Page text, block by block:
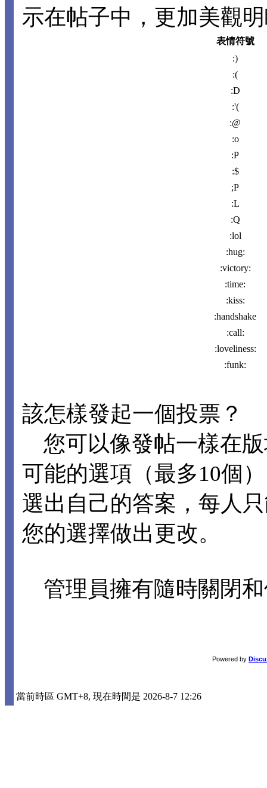
示在帖子中，更加美觀
表情符號
:)
:(
:D
:'(
:@
:o
:P
:$
;P
:L
:Q
:lol
:hug:
:victory:
:time:
:kiss:
:handshake
:call:
:loveliness:
:funk:
該怎樣發起一個投票？
您可以像發帖一樣在
可能的選項（最多10個
選出自己的答案，每人
您的選擇做出更改。
管理員擁有隨時關閉
Powered by
當前時區 GMT+8, 現在時間是 2026-8-7 12:26